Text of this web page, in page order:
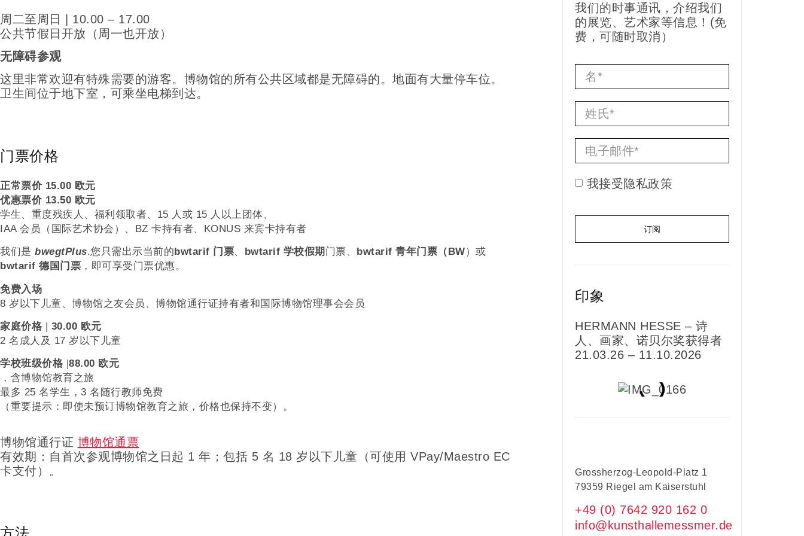
周二至周日 | 10.00 – 17.00
公共节假日开放（周一也开放）
无障碍参观
这里非常欢迎有特殊需要的游客。博物馆的所有公共区域都是无障碍的。地面有大量停车位。
卫生间位于地下室，可乘坐电梯到达。
门票价格
正常票价 15.00 欧元
优惠票价 13.50 欧元
学生、重度残疾人、福利领取者、15 人或 15 人以上团体、
IAA 会员（国际艺术协会）、BZ 卡持有者、KONUS 来宾卡持有者
我们是 bwegtPlus.您只需出示当前的bwtarif 门票、 bwtarif 学校假期 门票、 bwtarif 青年门票（BW）或
bwtarif 德国门票 ，即可享受门票优惠。
免费入场
8 岁以下儿童、博物馆之友会员、博物馆通行证持有者和国际博物馆理事会会员
家庭价格 | 30.00 欧元
2 名成人及 17 岁以下儿童
学校班级价格 88.00 欧元
，含博物馆教育之旅
最多 25 名学生，3 名随行教师免费
（重要提示：即使未预订博物馆教育之旅，价格也保持不变）。
博物馆通行证 博物馆通票
有效期：自首次参观博物馆之日起 1 年；包括 5 名 18 岁以下儿童（可使用 VPay/Maestro EC
卡支付）。
方法
我们的时事通讯，介绍我们
的展览、艺术家等信息！(免
费，可随时取消）
我接受隐私政策
订阅
印象
HERMANN HESSE – 诗
人、画家、诺贝尔奖获得者
21.03.26 – 11.10.2026
Grossherzog-Leopold-Platz 1
79359 Riegel am Kaiserstuhl
+49 (0) 7642 920 162 0
info@kunsthallemessmer.de